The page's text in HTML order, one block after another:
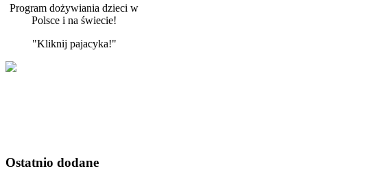
Program dożywiania dzieci w
Polsce i na świecie!
"Kliknij pajacyka!"
Ostatnio dodane